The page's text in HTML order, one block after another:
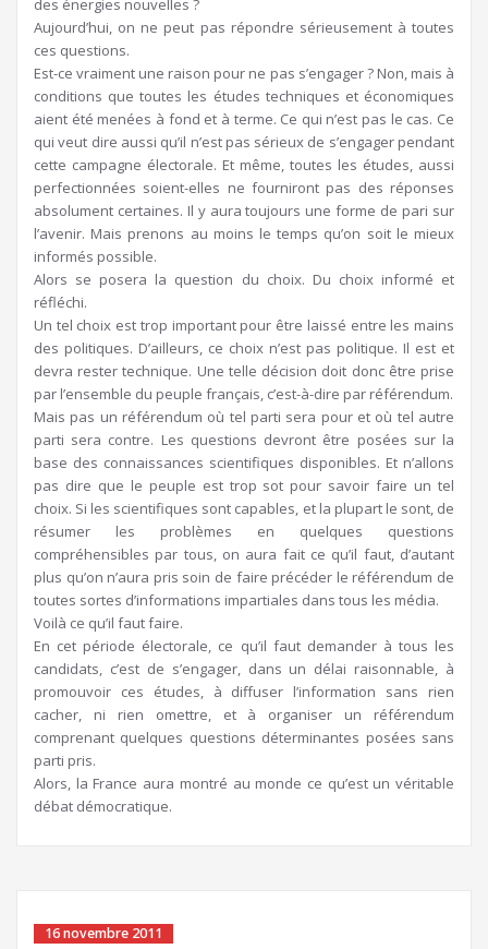
des énergies nouvelles ?
Aujourd’hui, on ne peut pas répondre sérieusement à toutes
ces questions.
Est-ce vraiment une raison pour ne pas s’engager ? Non, mais à
conditions que toutes les études techniques et économiques
aient été menées à fond et à terme. Ce qui n’est pas le cas. Ce
qui veut dire aussi qu’il n’est pas sérieux de s’engager pendant
cette campagne électorale. Et même, toutes les études, aussi
perfectionnées soient-elles ne fourniront pas des réponses
absolument certaines. Il y aura toujours une forme de pari sur
l’avenir. Mais prenons au moins le temps qu’on soit le mieux
informés possible.
Alors se posera la question du choix. Du choix informé et
réfléchi.
Un tel choix est trop important pour être laissé entre les mains
des politiques. D’ailleurs, ce choix n’est pas politique. Il est et
devra rester technique. Une telle décision doit donc être prise
par l’ensemble du peuple français, c’est-à-dire par référendum.
Mais pas un référendum où tel parti sera pour et où tel autre
parti sera contre. Les questions devront être posées sur la
base des connaissances scientifiques disponibles. Et n’allons
pas dire que le peuple est trop sot pour savoir faire un tel
choix. Si les scientifiques sont capables, et la plupart le sont, de
résumer les problèmes en quelques questions
compréhensibles par tous, on aura fait ce qu’il faut, d’autant
plus qu’on n’aura pris soin de faire précéder le référendum de
toutes sortes d’informations impartiales dans tous les média.
Voilà ce qu’il faut faire.
En cet période électorale, ce qu’il faut demander à tous les
candidats, c’est de s’engager, dans un délai raisonnable, à
promouvoir ces études, à diffuser l’information sans rien
cacher, ni rien omettre, et à organiser un référendum
comprenant quelques questions déterminantes posées sans
parti pris.
Alors, la France aura montré au monde ce qu’est un véritable
débat démocratique.
16 novembre 2011